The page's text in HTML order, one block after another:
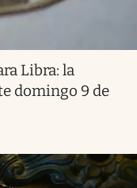
Libra: la
domingo 9 de